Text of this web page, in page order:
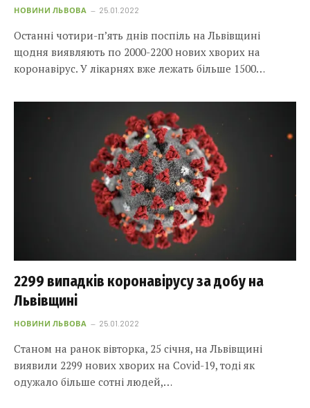
НОВИНИ ЛЬВОВА 25.01.2022
Останні чотири-п’ять днів поспіль на Львівщині
щодня виявляють по 2000-2200 нових хворих на
коронавірус. У лікарнях вже лежать більше 1500…
2299 випадків коронавірусу за добу на
Львівщині
НОВИНИ ЛЬВОВА 25.01.2022
Станом на ранок вівторка, 25 січня, на Львівщині
виявили 2299 нових хворих на Covid-19, тоді як
одужало більше сотні людей,…